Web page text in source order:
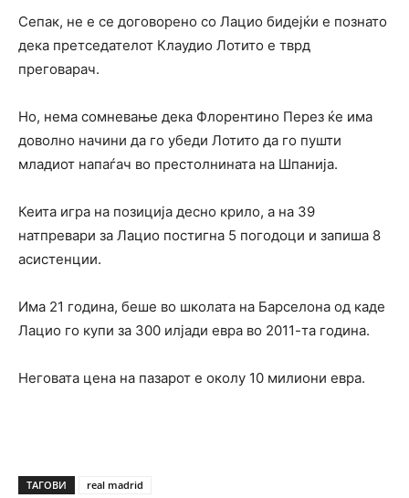
Сепак, не е се договорено со Лацио бидејќи е познато
дека претседателот Клаудио Лотито е тврд
преговарач.
Но, нема сомневање дека Флорентино Перез ќе има
доволно начини да го убеди Лотито да го пушти
младиот напаѓач во престолнината на Шпанија.
Кеита игра на позиција десно крило, а на 39
натпревари за Лацио постигна 5 погодоци и запиша 8
асистенции.
Има 21 година, беше во школата на Барселона од каде
Лацио го купи за 300 илјади евра во 2011-та година.
Неговата цена на пазарот е околу 10 милиони евра.
ТАГОВИ real madrid